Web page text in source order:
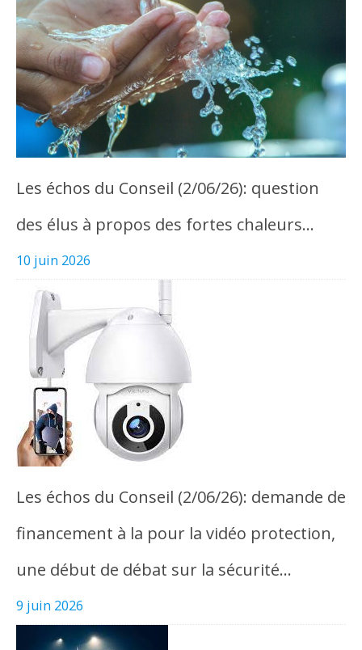
Les échos du Conseil (2/06/26): question
des élus à propos des fortes chaleurs…
10 juin 2026
Les échos du Conseil (2/06/26): demande de
financement à la pour la vidéo protection,
une début de débat sur la sécurité…
9 juin 2026